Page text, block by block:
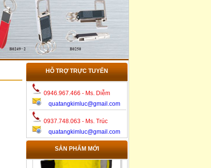
HỖ TRỢ TRỰC TUYẾN
0946.967.466 - Ms. Diễm
quatangkimluc@gmail.com
0937.748.063 - Ms. Trúc
quatangkimluc@gmail.com
SẢN PHẨM MỚI